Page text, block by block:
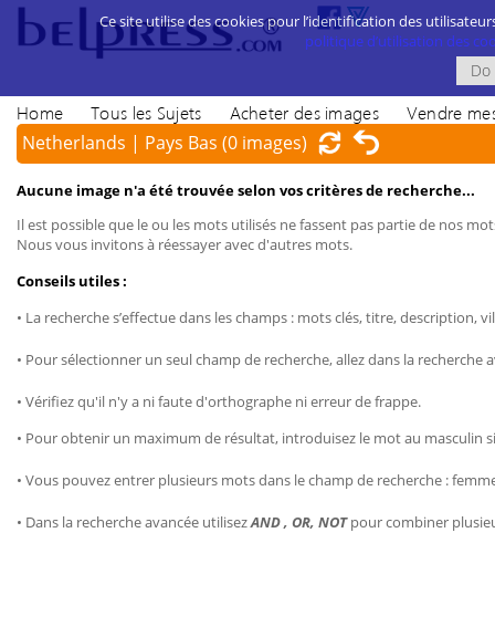
Home Tous les Sujets Acheter des images Vendre
Netherlands | Pays Bas (0 images)
Aucune image n'a été trouvée selon vos critères de recherche...
Il est possible que le ou les mots utilisés ne fassent pas partie de nos
Nous vous invitons à réessayer avec d'autres mots.
Conseils utiles :
• La recherche s’effectue dans les champs : mots clés, titre, description,
• Pour sélectionner un seul champ de recherche, allez dans la recherche
• Vérifiez qu'il n'y a ni faute d'orthographe ni erreur de frappe.
• Pour obtenir un maximum de résultat, introduisez le mot au masculin
• Vous pouvez entrer plusieurs mots dans le champ de recherche :
• Dans la recherche avancée utilisezAND , OR, NOTpour combiner
Ce site utilise des cookies pour l’identification des
politique d’utilisation des